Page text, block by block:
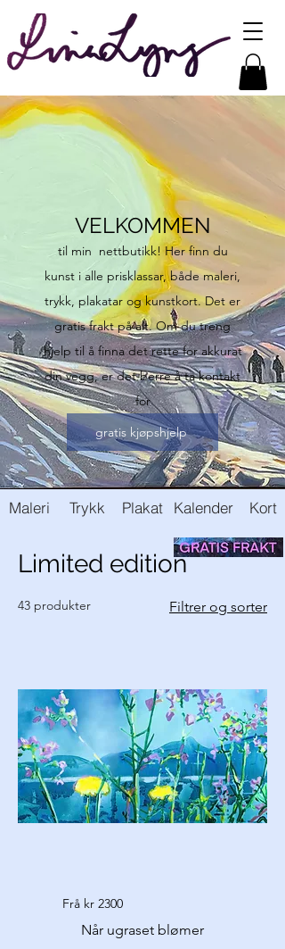
VELKOMMEN
til min nettbutikk! Her finn du
kunst i alle prisklassar, både maleri,
trykk, plakatar og kunstkort. Det er
gratis frakt på alt. Om du treng
hjelp til å finna det rette for akkurat
din vegg, er det berre å ta kontakt
for
gratis kjøpshjelp
Maleri Trykk Plakat Kalender Kort
Limited edition
43 produkter Filtrer og sorter
Frå kr 2300
Når ugraset blømer